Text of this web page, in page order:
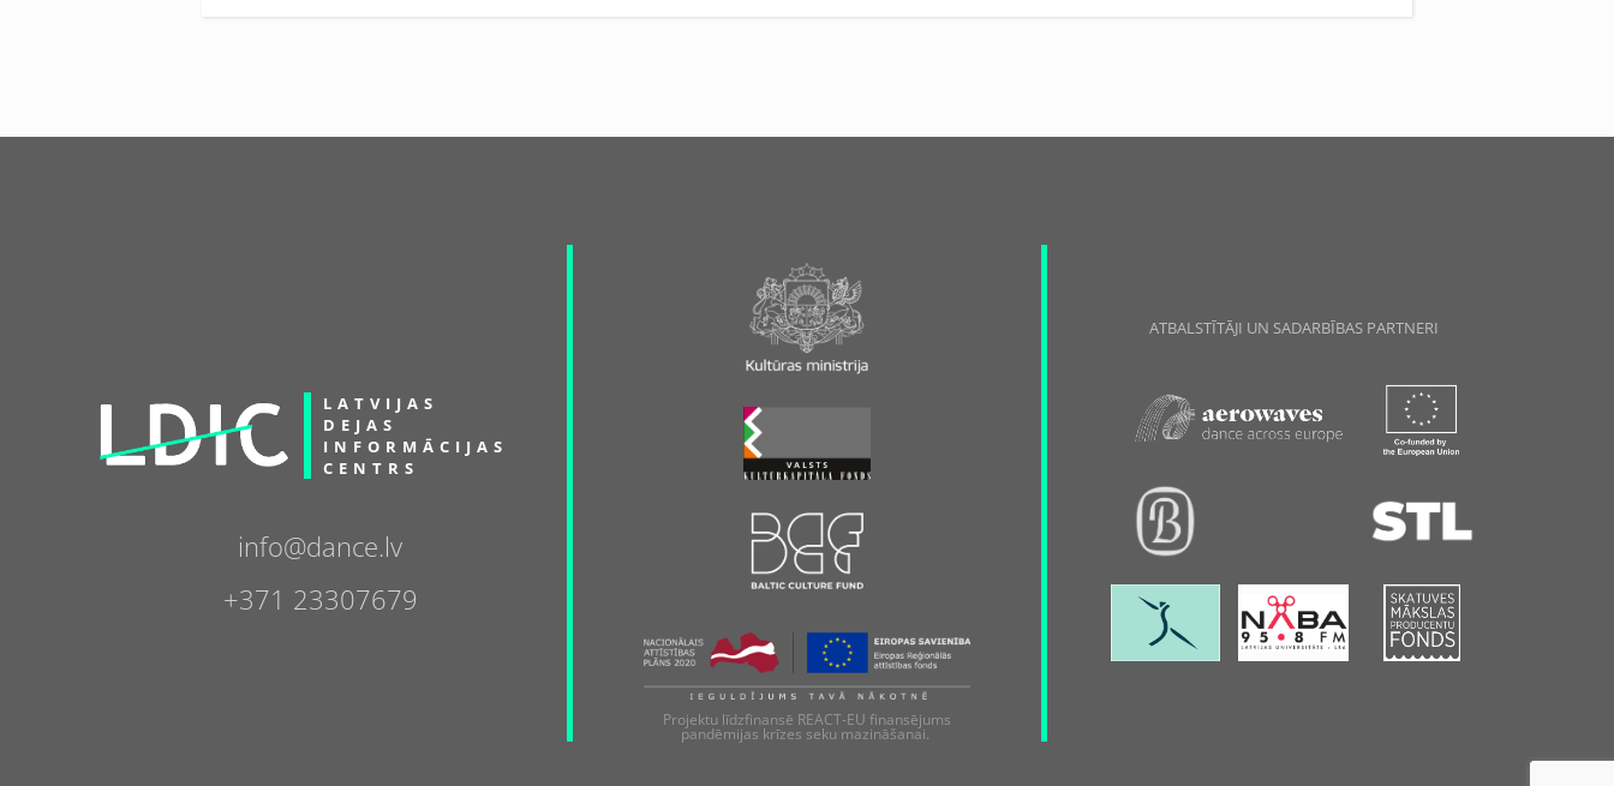
LATVIJAS
DEJAS
INFORMĀCIJAS
CENTRS
info@dance.lv
+371 23307679
Projektu līdzfinansē REACT-EU finansējums
pandēmijas krīzes seku mazināšanai.
ATBALSTĪTĀJI UN SADARBĪBAS PARTNERI